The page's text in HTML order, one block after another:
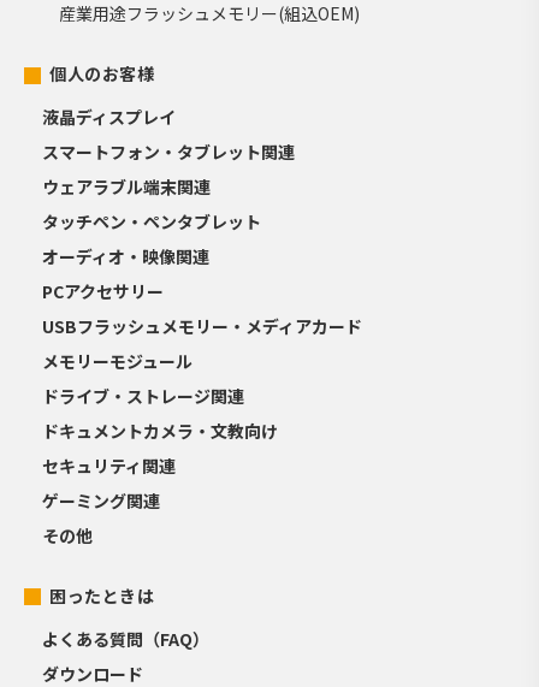
産業用途フラッシュメモリー(組込OEM)
個人のお客様
液晶ディスプレイ
スマートフォン・タブレット関連
ウェアラブル端末関連
タッチペン・ペンタブレット
オーディオ・映像関連
PCアクセサリー
USBフラッシュメモリー・メディアカード
メモリーモジュール
ドライブ・ストレージ関連
ドキュメントカメラ・文教向け
セキュリティ関連
ゲーミング関連
その他
困ったときは
よくある質問（FAQ）
ダウンロード